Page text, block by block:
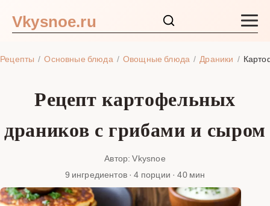
Vkysnoe.ru
Рецепты Основные блюда Овощные блюда Драники
Рецепт картофельных
драников с грибами и сыром
Автор: Vkysnoe
9 ингредиентов · 4 порции · 40 мин